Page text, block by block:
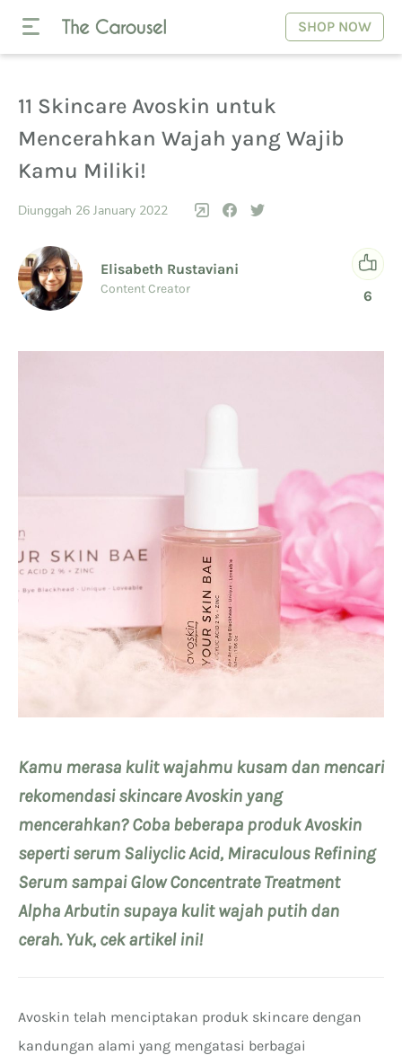
SHOP NOW
11 Skincare Avoskin untuk
Mencerahkan Wajah yang Wajib
Kamu Miliki!
Diunggah 26 January 2022
Elisabeth Rustaviani
Content Creator 6
Kamu merasa kulit wajahmu kusam dan mencari
rekomendasi skincare Avoskin yang
mencerahkan? Coba beberapa produk Avoskin
seperti serum Saliyclic Acid, Miraculous Refining
Serum sampai Glow Concentrate Treatment
Alpha Arbutin supaya kulit wajah putih dan
cerah. Yuk, cek artikel ini!
Avoskin telah menciptakan produk skincare dengan
kandungan alami yang mengatasi berbagai